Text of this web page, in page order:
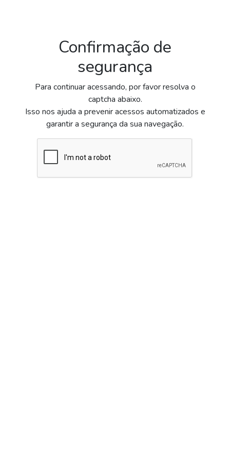
Confirmação de
segurança
Para continuar acessando, por favor resolva o
captcha abaixo.
Isso nos ajuda a prevenir acessos automatizados e
garantir a segurança da sua navegação.